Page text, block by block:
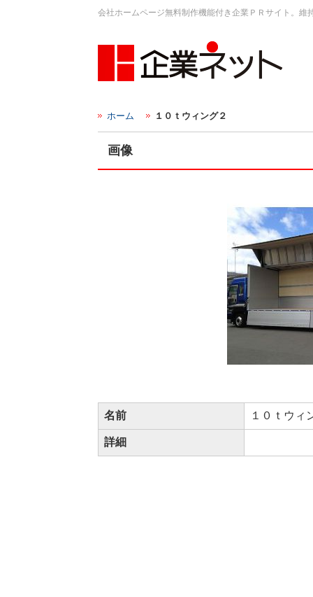
会社ホームページ無料制作機能付き企業ＰＲサイト。
ホーム １０ｔウィング２
画像
名前 １０ｔウィ
詳細